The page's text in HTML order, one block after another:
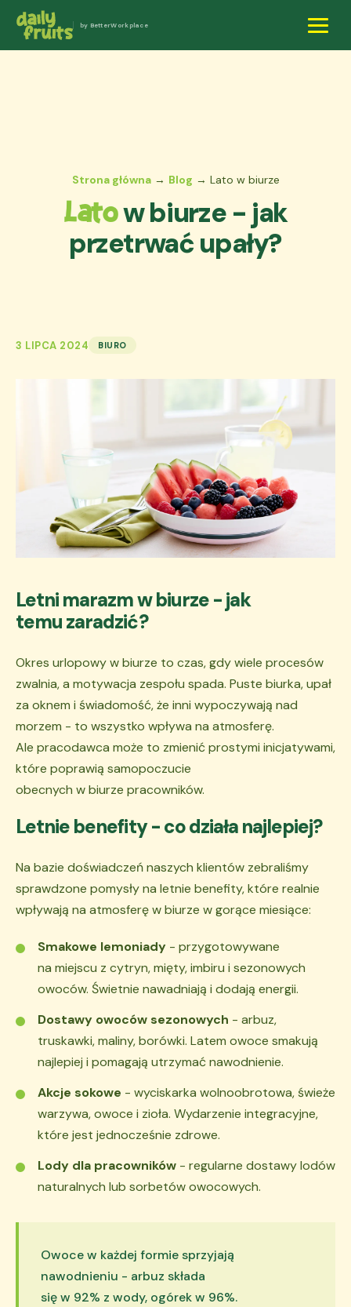
by BetterWorkplace
Strona główna→ Blog → Lato w biurze
Latow biurze - jak
przetrwać upały?
3 LIPCA 2024 BIURO
Letni marazm w biurze - jak
temu zaradzić?
Okres urlopowy w biurze to czas, gdy wiele procesów
zwalnia, a motywacja zespołu spada. Puste biurka, upał
za oknem i świadomość, że inni wypoczywają nad
morzem - to wszystko wpływa na atmosferę.
Ale pracodawca może to zmienić prostymi inicjatywami,
które poprawią samopoczucie
obecnych w biurze pracowników.
Letnie benefity - co działa najlepiej?
Na bazie doświadczeń naszych klientów zebraliśmy
sprawdzone pomysły na letnie benefity, które realnie
wpływają na atmosferę w biurze w gorące miesiące:
Smakowe lemoniady - przygotowywane
na miejscu z cytryn, mięty, imbiru i sezonowych
owoców. Świetnie nawadniają i dodają energii.
Dostawy owoców sezonowych - arbuz,
truskawki, maliny, borówki. Latem owoce smakują
najlepiej i pomagają utrzymać nawodnienie.
Akcje sokowe - wyciskarka wolnoobrotowa, świeże
warzywa, owoce i zioła. Wydarzenie integracyjne,
które jest jednocześnie zdrowe.
Lody dla pracowników - regularne dostawy lodów
naturalnych lub sorbetów owocowych.
Owoce w każdej formie sprzyjają
nawodnieniu - arbuz składa
się w 92% z wody, ogórek w 96%.